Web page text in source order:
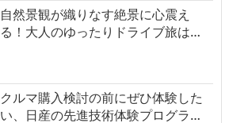
自然景観が織りなす絶景に心震え
る！大人のゆったりドライブ旅は…
クルマ購入検討の前にぜひ体験した
い、日産の先進技術体験プログラ…